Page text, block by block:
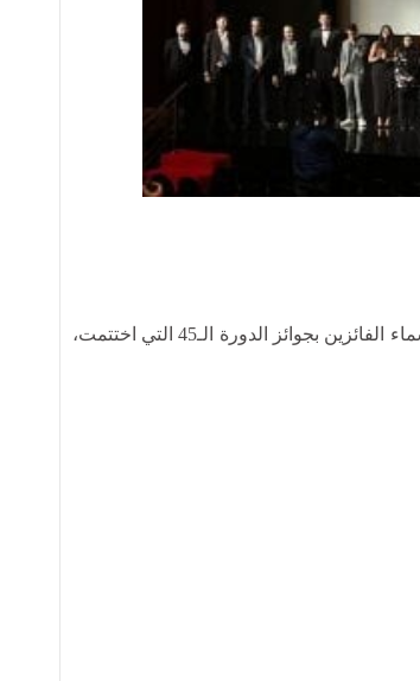
أعلن مهرجان القاهرة السينمائي الدولي، برئاسة الفنان حسين فهمي، أسماء الفائزين بجوائز الدورة الـ45 التي اختتمت،